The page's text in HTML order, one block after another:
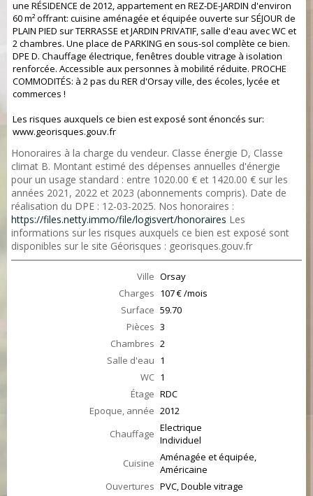
une RÉSIDENCE de 2012, appartement en REZ-DE-JARDIN d'environ
60 m² offrant: cuisine aménagée et équipée ouverte sur SÉJOUR de
PLAIN PIED sur TERRASSE et JARDIN PRIVATIF, salle d'eau avec WC et
2 chambres. Une place de PARKING en sous-sol complète ce bien.
DPE D. Chauffage électrique, fenêtres double vitrage à isolation
renforcée. Accessible aux personnes à mobilité réduite. PROCHE
COMMODITÉS: à 2 pas du RER d'Orsay ville, des écoles, lycée et
commerces !
Les risques auxquels ce bien est exposé sont énoncés sur:
www.georisques.gouv.fr
Honoraires à la charge du vendeur. Classe énergie D, Classe
climat B. Montant estimé des dépenses annuelles d'énergie
pour un usage standard : entre 1020.00 € et 1420.00 € sur les
années 2021, 2022 et 2023 (abonnements compris). Date de
réalisation du DPE : 12-03-2025. Nos honoraires :
https://files.netty.immo/file/logisvert/honoraires Les
informations sur les risques auxquels ce bien est exposé sont
disponibles sur le site Géorisques : georisques.gouv.fr
Ville Orsay
Charges 107 € /mois
Surface 59.70
Pièces 3
Chambres 2
Salle d'eau 1
WC 1
Étage RDC
Epoque, année 2012
Chauffage Electrique
Individuel
Cuisine Aménagée et équipée,
Américaine
Ouvertures PVC, Double vitrage